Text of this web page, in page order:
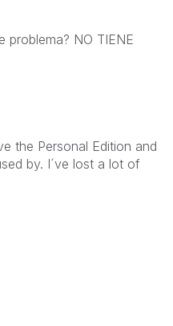
problema? NO TIENE
the Personal Edition and
by. I´ve lost a lot of